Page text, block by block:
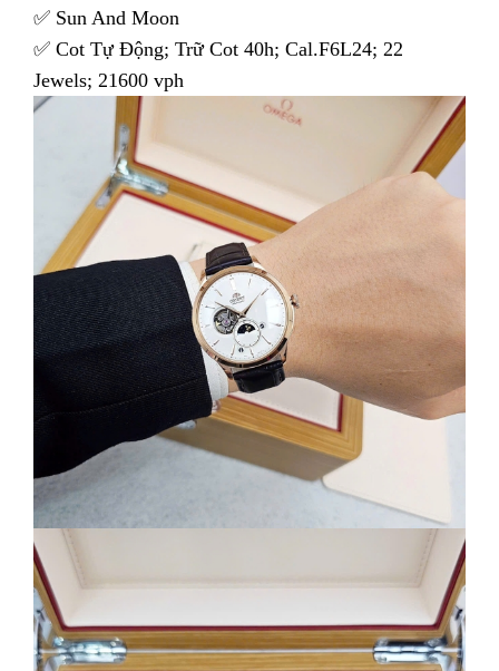
✅ Sun And Moon
✅ Cot Tự Động; Trữ Cot 40h; Cal.F6L24; 22
Jewels; 21600 vph